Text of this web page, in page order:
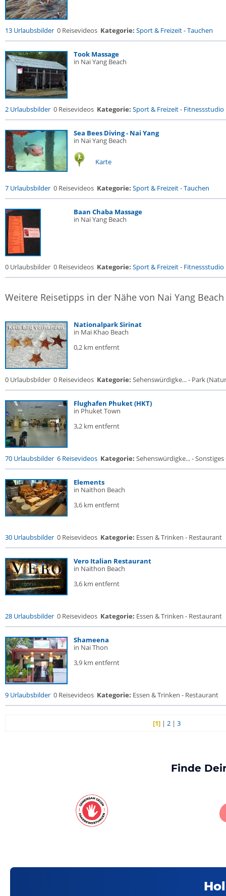
13 Urlaubsbilder 0 Reisevideos Kategorie: Sport & Freizeit-Tauchen
Took Massage
in Nai Yang Beach
2 Urlaubsbilder 0 Reisevideos Kategorie: Sport & Freizeit- Fitnessstudio
Sea Bees Diving - Nai Yang
in Nai Yang Beach
Karte
7 Urlaubsbilder 0 Reisevideos Kategorie: Sport & Freizeit-Tauchen
Baan Chaba Massage
in Nai Yang Beach
0 Urlaubsbilder 0 Reisevideos Kategorie: Sport & Freizeit- Fitnessstudio
Weitere Reisetipps in der Nähe von Nai Yang Beach
Nationalpark Sirinat
in Mai Khao Beach
0,2 km entfernt
0 Urlaubsbilder 0 Reisevideos Kategorie: Sehenswürdigke... - Park
Flughafen Phuket (HKT)
in Phuket Town
3,2 km entfernt
70 Urlaubsbilder 6 Reisevideos Kategorie: Sehenswürdigke... -
Elements
in Naithon Beach
3,6 km entfernt
30 Urlaubsbilder 0 Reisevideos Kategorie: Essen & Trinken - Restaurant
Vero Italian Restaurant
in Naithon Beach
3,6 km entfernt
28 Urlaubsbilder 0 Reisevideos Kategorie: Essen & Trinken - Restaurant
Shameena
in Nai Thon
3,9 km entfernt
9 Urlaubsbilder 0 Reisevideos Kategorie: Essen & Trinken - Restaurant
[1] |2 |3
Finde